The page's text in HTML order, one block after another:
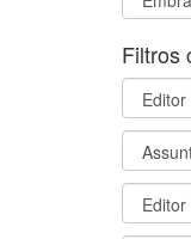
Filtros